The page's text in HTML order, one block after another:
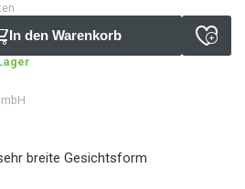
In den Warenkorb
breite Gesichtsform